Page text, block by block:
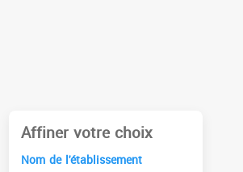
Affiner votre choix
Nom de l'établissement